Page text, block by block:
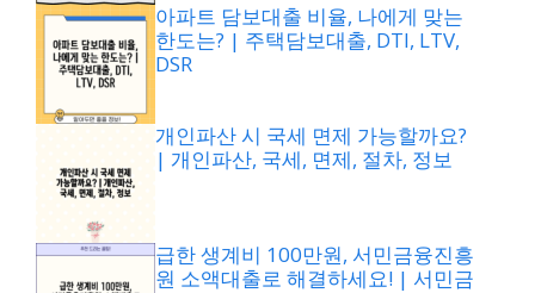
아파트 담보대출 비율, 나에게 맞는
한도는? | 주택담보대출, DTI, LTV,
DSR
개인파산 시 국세 면제 가능할까요?
| 개인파산, 국세, 면제, 절차, 정보
급한 생계비 100만원, 서민금융진흥
원 소액대출로 해결하세요! | 서민금